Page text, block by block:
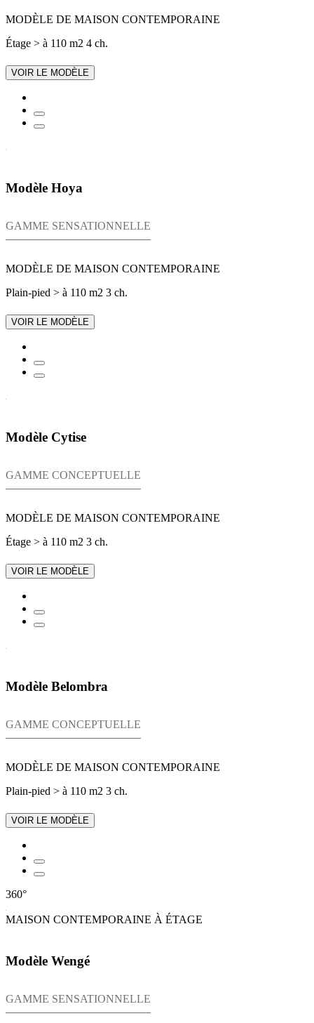
MODÈLE DE MAISON CONTEMPORAINE
Étage > à 110 m2 4 ch.
VOIR LE MODÈLE
Modèle Hoya
GAMME SENSATIONNELLE
MODÈLE DE MAISON CONTEMPORAINE
Plain-pied > à 110 m2 3 ch.
VOIR LE MODÈLE
Modèle Cytise
GAMME CONCEPTUELLE
MODÈLE DE MAISON CONTEMPORAINE
Étage > à 110 m2 3 ch.
VOIR LE MODÈLE
Modèle Belombra
GAMME CONCEPTUELLE
MODÈLE DE MAISON CONTEMPORAINE
Plain-pied > à 110 m2 3 ch.
VOIR LE MODÈLE
360°
MAISON CONTEMPORAINE À ÉTAGE
Modèle Wengé
GAMME SENSATIONNELLE